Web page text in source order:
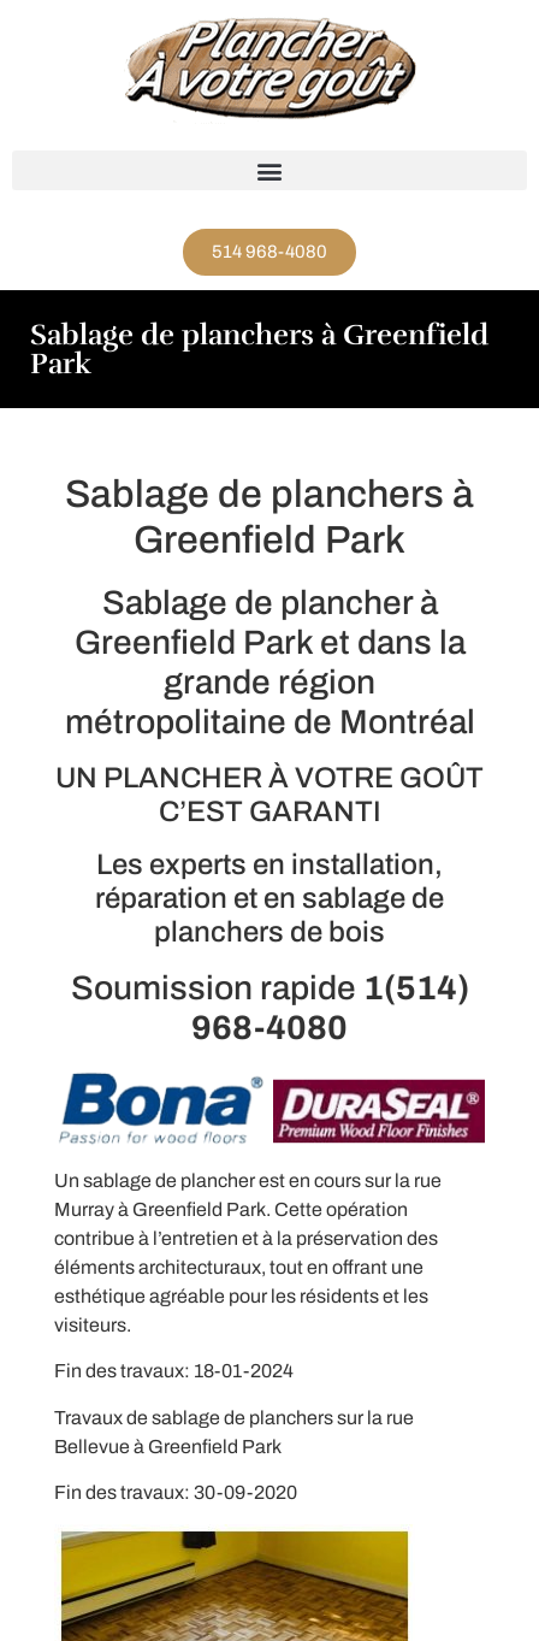
514 968-4080
Sablage de planchers à Greenfield
Park
Sablage de planchers à
Greenfield Park
Sablage de plancher à
Greenfield Park et dans la
grande région
métropolitaine de Montréal
UN PLANCHER À VOTRE GOÛT
C’EST GARANTI
Les experts en installation,
réparation et en sablage de
planchers de bois
Soumission rapide 1(514)
968-4080
Un sablage de plancher est en cours sur la rue
Murray à Greenfield Park. Cette opération
contribue à l’entretien et à la préservation des
éléments architecturaux, tout en offrant une
esthétique agréable pour les résidents et les
visiteurs.
Fin des travaux: 18-01-2024
Travaux de sablage de planchers sur la rue
Bellevue à Greenfield Park
Fin des travaux: 30-09-2020